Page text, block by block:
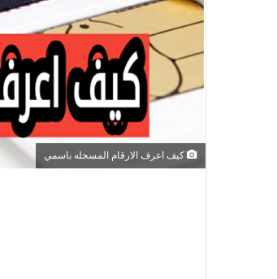
كيف اعرف الارقام المسجله باسمي